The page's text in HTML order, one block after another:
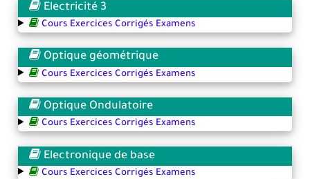
Electricité 3
Cours Exercices Corrigés Examens
Optique géométrique
Cours Exercices Corrigés Examens
Optique Ondulatoire
Cours Exercices Corrigés Examens
Electronique de base
Cours Exercices Corrigés Examens